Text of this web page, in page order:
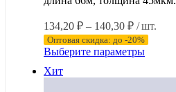
134,20 ₽ – 140,30 ₽Диапазон
цен:
134,20 ₽
140,30 ₽
/ шт.
Оптовая скидка: до -20%
Выберите параметрыЭтот
имеет
Хит